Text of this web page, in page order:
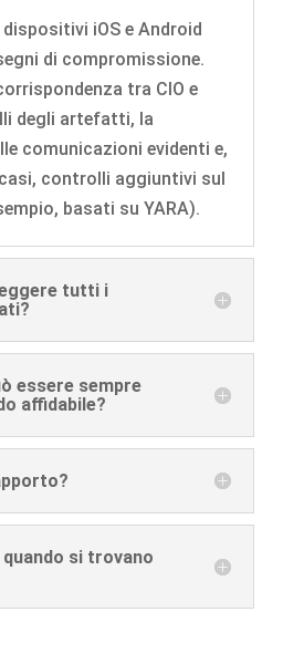
iOS e Android
di compromissione.
tra CIO e
degli artefatti, la
comunicazioni evidenti e,
controlli aggiuntivi sul
basati su YARA).
tutti i
essere sempre
affidabile?
si trovano